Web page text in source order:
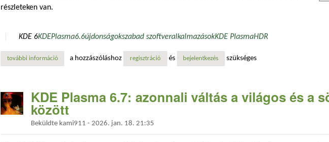
részleteken van.
KDE 6KDEPlasma6.6újdonságokszabad szoftveralkalmazásokKDE PlasmaHDR
további információkde plasma 6.6: fejlődő rendszerfigyelő, hdr-kalibráció és stabilabb asztali élmény tartalommal
a hozzászóláshoz regisztráció és bejelentkezés szükséges
KDE Plasma 6.7: azonnali váltás a világos és a
között
Beküldte kami911 - 2026. jan. 18. 21:35